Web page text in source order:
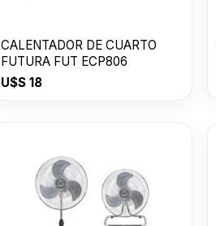
CALENTADOR DE CUARTO
FUTURA FUT ECP806
U$S18